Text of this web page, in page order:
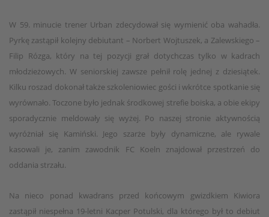
W 59. minucie trener Urban zdecydował się wymienić oba wahadła.
Pyrkę zastąpił kolejny debiutant – Norbert Wojtuszek, a Zalewskiego –
Filip Rózga, który na tej pozycji grał dotychczas tylko w kadrach
młodzieżowych. W seniorskiej zawsze pełnił rolę jednej z dziesiątek.
Kilku roszad dokonał także szkoleniowiec gości i wkrótce spotkanie się
wyrównało. Toczone było jednak środkowej strefie boiska, a obie ekipy
sporadycznie meldowały się wyżej. Po naszej stronie aktywnością
wyróżniał się Kamiński. Jego szarże były dynamiczne, ale rywale
kasowali je, zanim zawodnik FC Koeln znajdował przestrzeń do
oddania strzału.
Na nieco ponad kwadrans przed końcowym gwizdkiem Kiwiora
zastąpił niespełna 19-letni Kacper Potulski, dla którego był to debiut